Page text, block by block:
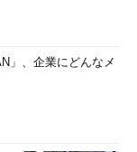
」、企業にどんなメ